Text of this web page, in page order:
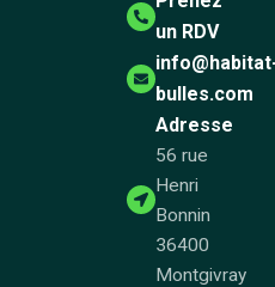
un RDV
bulles.com
Adresse
56 rue
Henri
Bonnin
36400
Montgivray